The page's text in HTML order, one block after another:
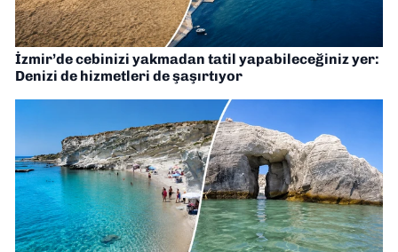
İzmir’de cebinizi yakmadan tatil yapabileceğiniz yer:
Denizi de hizmetleri de şaşırtıyor